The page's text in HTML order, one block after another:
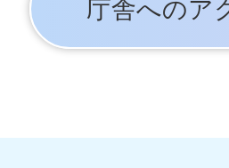
庁舎へのア